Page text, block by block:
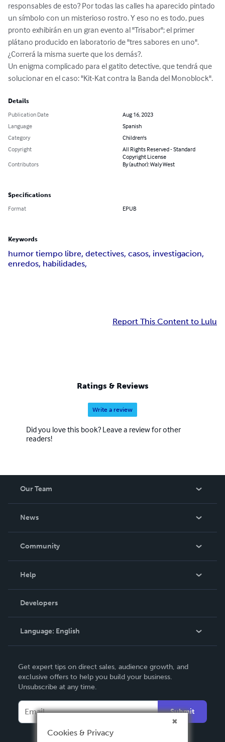
responsables de esto? Por todas las calles ha aparecido pintado
un símbolo con un misterioso rostro. Y eso no es todo, pues
pronto exhibirán en un gran evento al "Trisabor"; el primer
plátano producido en laboratorio de "tres sabores en uno".
¿Correrá la misma suerte que los demás?.
Un enigma complicado para el gatito detective, que tendrá que
solucionar en el caso: "Kit-Kat contra la Banda del Monoblock".
Details
Publication Date
Aug 16, 2023
Language
Spanish
Category
Children's
Copyright
All Rights Reserved - Standard
Copyright License
Contributors
By (author): Waly West
Specifications
Format EPUB
Keywords
humor tiempo libre, detectives, casos, investigacion,
enredos, habilidades,
Report This Content to Lulu
Ratings & Reviews
Write a review
Did you love this book? Leave a review for other
readers!
Our Team
News
In The News
Community
Podcast
Help
Order Lookup
Knowledge Base
Contact Support
Developers
Language: English
Deutsch
Français
Italiano
Español
Get expert tips on direct sales, audience growth, and
exclusive offers to help you build your business.
Unsubscribe at any time.
Submit
Cookies & Privacy